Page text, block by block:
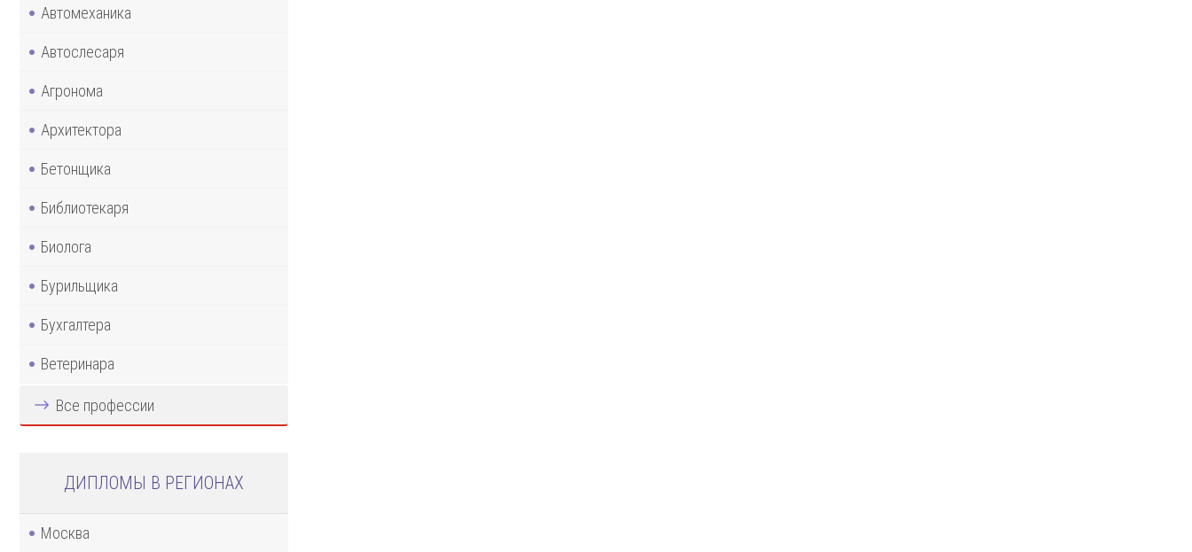
Автомеханика
Автослесаря
Агронома
Архитектора
Бетонщика
Библиотекаря
Биолога
Бурильщика
Бухгалтера
Ветеринара
Все профессии
ДИПЛОМЫ В РЕГИОНАХ
Москва